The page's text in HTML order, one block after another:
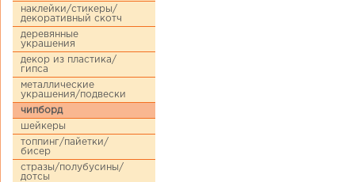
наклейки/стикеры/
декоративный скотч
деревянные
украшения
декор из пластика/
гипса
металлические
украшения/подвески
чипборд
шейкеры
топпинг/пайетки/
бисер
стразы/полубусины/
дотсы